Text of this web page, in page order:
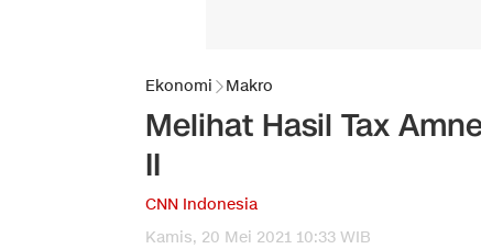
Ekonomi Makro
Melihat Hasil Tax
II
CNN Indonesia
Kamis, 20 Mei 2021 10:33 WIB